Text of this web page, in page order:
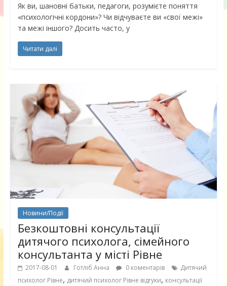
Як ви, шановні батьки, педагоги, розумієте поняття
«психологічні кордони»? Чи відчуваєте ви «свої межі»
та межі іншого? Досить часто, у
Читати далі
Новини/Події
Безкоштовні консультації
дитячого психолога, сімейного
консультанта у місті Рівне
2017-08-01 Готліб Анна 0 коментарів
Дитячий
психолог Рівне, дитячий психолог Рівне відгуки, консультації